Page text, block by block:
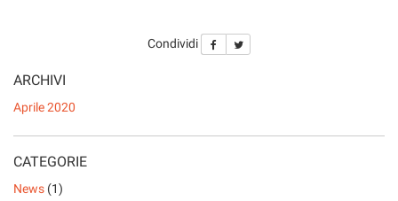
Condividi
ARCHIVI
Aprile 2020
CATEGORIE
News (1)
Puoi
e
tue
scelte